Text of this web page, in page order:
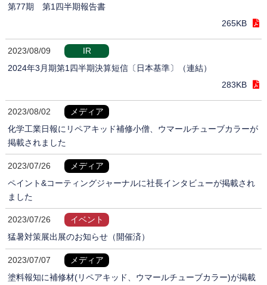
第77期 第1四半期報告書
265KB
2023/08/09
IR
2024年3月期第1四半期決算短信〔日本基準〕（連結）
283KB
2023/08/02
メディア
化学工業日報にリペアキッド補修小僧、ウマールチューブカラーが
掲載されました
2023/07/26
メディア
ペイント&コーティングジャーナルに社長インタビューが掲載され
ました
2023/07/26
イベント
猛暑対策展出展のお知らせ（開催済）
2023/07/07
メディア
塗料報知に補修材(リペアキッド、ウマールチューブカラー)が掲載